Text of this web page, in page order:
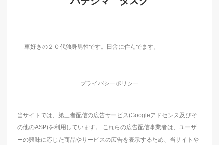
車好きの２０代独身男性です。田舎に住んでます。
プライバシーポリシー
当サイトでは、第三者配信の広告サービス(Googleアドセンス及びそ
の他のASP)を利用しています。 これらの広告配信事業者は、ユーザ
ーの興味に応じた商品やサービスの広告を表示するため、当サイトや